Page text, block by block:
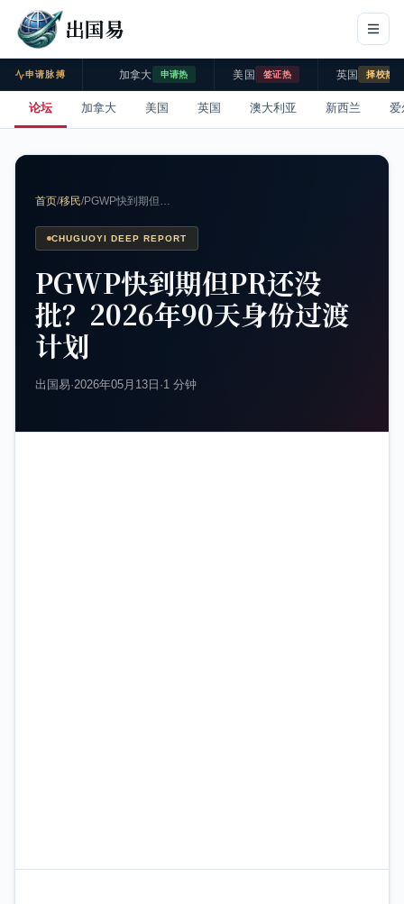
出国易
申请脉搏 加拿大 申请热 美国 签证热 英国 择校热
论坛 加拿大 美国 英国 澳大利亚 新西兰 爱
首页/移民/PGWP快到期但…
CHUGUOYI DEEP REPORT
PGWP快到期但PR还没
批？2026年90天身份过渡
计划
出国易·2026年05月13日 ·1 分钟